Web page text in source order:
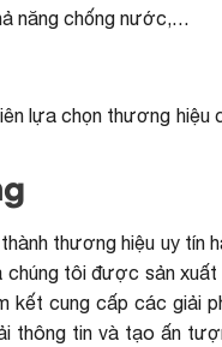
năng chống nước,…
lựa chọn thương hiệu
thương hiệu uy tín
chúng tôi được sản xuất
kết cung cấp các giải
thông tin và tạo ấn